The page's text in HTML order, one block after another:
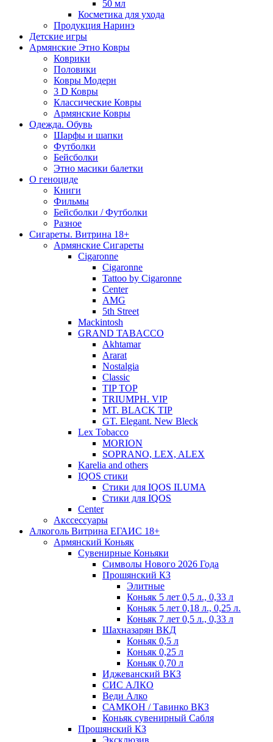
50 мл
Косметика для ухода
Продукция Наринэ
Детские игры
Армянские Этно Ковры
Коврики
Половики
Ковры Модерн
3 D Ковры
Классические Ковры
Армянские Ковры
Одежда. Обувь
Шарфы и шапки
Футболки
Бейсболки
Этно масики балетки
О геноциде
Книги
Фильмы
Бейсболки / Футболки
Разное
Сигареты. Витрина 18+
Армянские Сигареты
Cigaronne
Cigaronne
Tattoo by Cigaronne
Center
AMG
5th Street
Mackintosh
GRAND TABACCO
Akhtamar
Ararat
Nostalgia
Classic
TIP TOP
TRIUMPH. VIP
MT. BLACK TIP
GT. Elegant. New Bleck
Lex Tobacco
MORION
SOPRANO, LEX, ALEX
Karelia and others
IQOS стики
Стики для IQOS ILUMA
Стики для IQOS
Сenter
Акссессуары
Алкоголь Витрина ЕГАИС 18+
Армянский Коньяк
Сувенирные Коньяки
Символы Нового 2026 Года
Прошянский КЗ
Элитные
Коньяк 5 лет 0,5 л., 0,33 л
Коньяк 5 лет 0,18 л., 0,25 л.
Коньяк 7 лет 0,5 л., 0,33 л
Шахназарян ВКД
Коньяк 0,5 л
Коньяк 0,25 л
Коньяк 0,70 л
Иджеванский ВКЗ
СИС АЛКО
Веди Алко
САМКОН / Тавинко ВКЗ
Коньяк сувенирный Сабля
Прошянский КЗ
Эксклюзив